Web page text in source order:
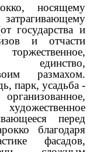
носящему
государства и
и отчасти
единство,
размахом.
парк, усадьба -
перед
благодаря
фасадов,